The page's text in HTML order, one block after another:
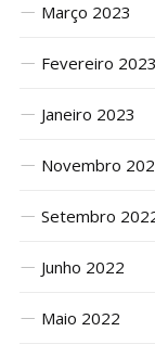
Março 2023
Fevereiro 2023
Janeiro 2023
Novembro
Setembro
Junho 2022
Maio 2022